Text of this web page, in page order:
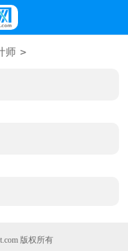
师 >
版权所有